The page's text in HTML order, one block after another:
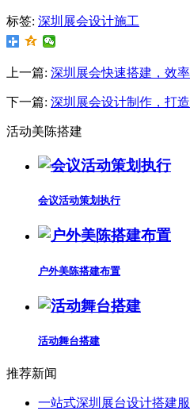
标签: 深圳展会设计施工
上一篇: 深圳展会快速搭建，效
下一篇: 深圳展会设计制作，打
活动美陈搭建
会议活动策划执行
户外美陈搭建布置
活动舞台搭建
推荐新闻
一站式深圳展台设计搭建